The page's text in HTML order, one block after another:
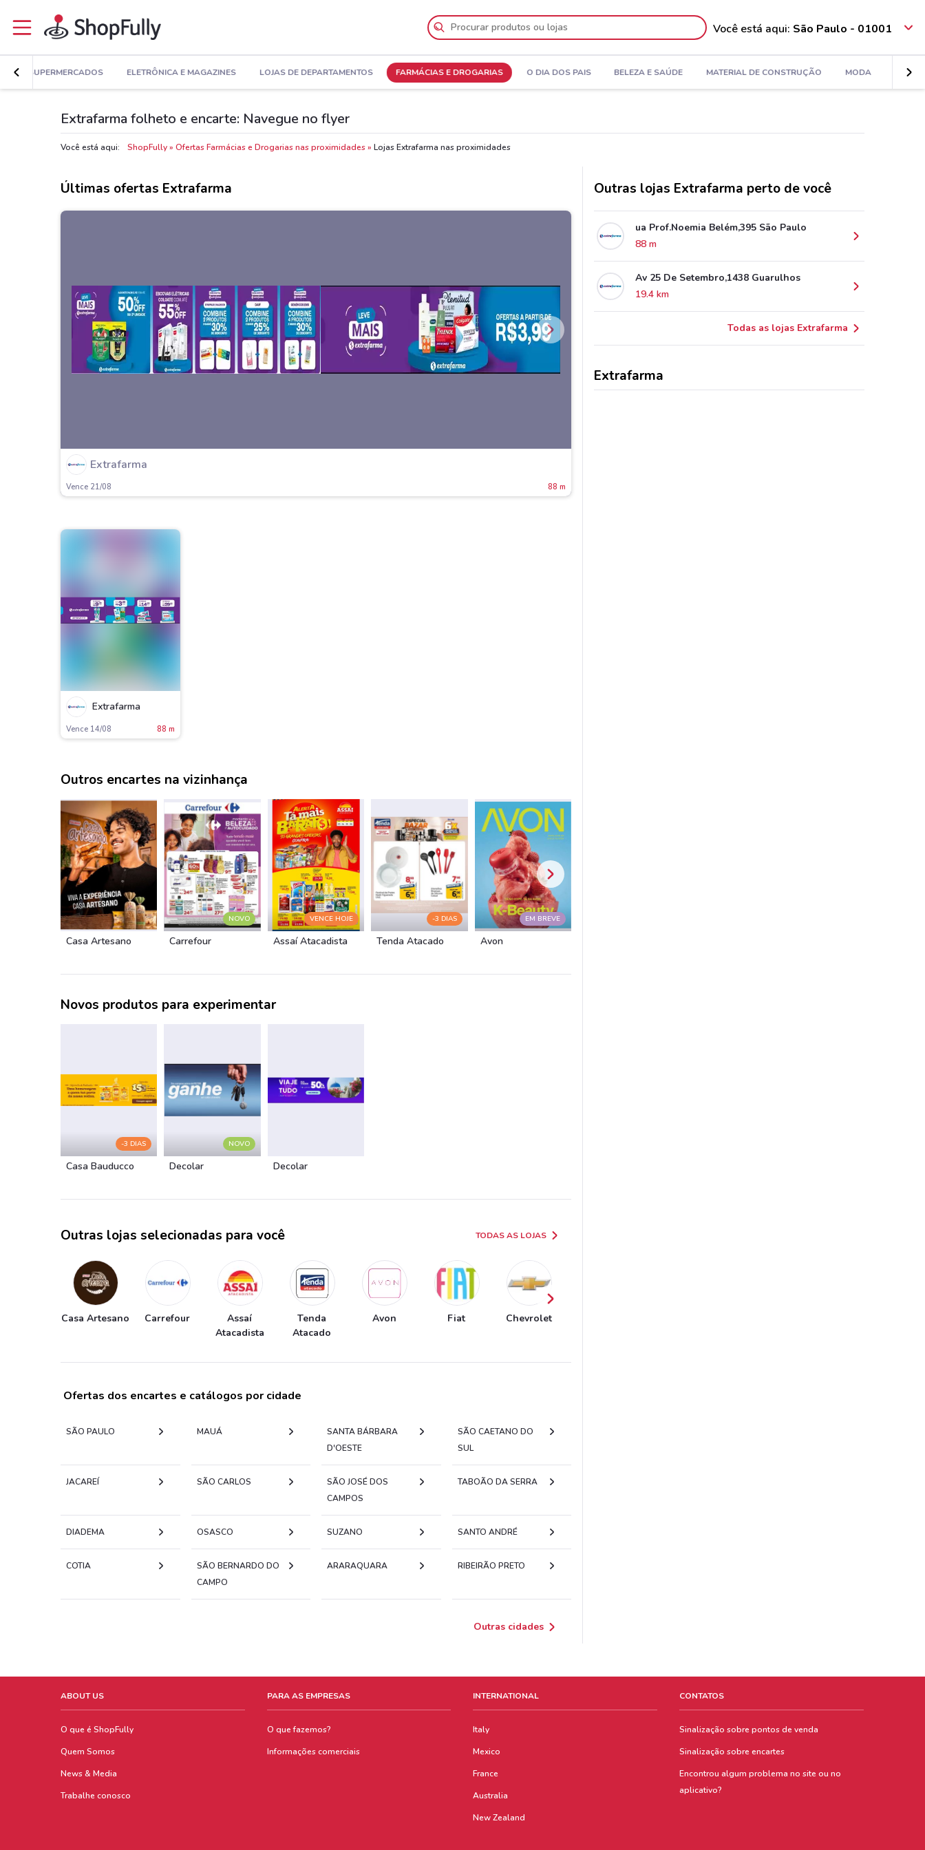
Você está aqui: São Paulo - 01001
SUPERMERCADOS ELETRÔNICA E MAGAZINES LOJAS DE DEPARTAMENTOS FARMÁCIAS E DROGARIAS O DIA DOS PAIS BELEZA E SAÚDE MATERIAL DE CONSTRUÇÃO MODA
Extrafarma folheto e encarte: Navegue no flyer
Você está aqui: ShopFully Ofertas Farmácias e Drogarias nas proximidades Lojas Extrafarma nas proximidades
Últimas ofertas Extrafarma
Extrafarma
Vence 21/08 88 m
Extrafarma
Vence 14/08 88 m
Outros encartes na vizinhança
Casa Artesano
NOVO
Carrefour
VENCE HOJE
Assaí Atacadista
-3 DIAS
Tenda Atacado
EM BREVE
Avon
Novos produtos para experimentar
-3 DIAS
Casa Bauducco
NOVO
Decolar Decolar
Outras lojas selecionadas para você TODAS AS LOJAS
Casa Artesano Carrefour
Assaí
Atacadista
Tenda
Atacado
Avon Fiat Chevrolet
Ofertas dos encartes e catálogos por cidade
SÃO PAULO MAUÁ
SANTA BÁRBARA
D'OESTE
SÃO CAETANO DO
SUL
JACAREÍ SÃO CARLOS
SÃO JOSÉ DOS
CAMPOS
TABOÃO DA SERRA
DIADEMA OSASCO SUZANO SANTO ANDRÉ
COTIA
SÃO BERNARDO DO
CAMPO
ARARAQUARA RIBEIRÃO PRETO
Outras cidades
Outras lojas Extrafarma perto de você
ua Prof.Noemia Belém,395 São Paulo
88 m
Av 25 De Setembro,1438 Guarulhos
19.4 km
Todas as lojas Extrafarma
Extrafarma
ABOUT US
O que é ShopFully
Quem Somos
News & Media
Trabalhe conosco
PARA AS EMPRESAS
O que fazemos?
Informações comerciais
INTERNATIONAL
Italy
Mexico
France
Australia
New Zealand
CONTATOS
Sinalização sobre pontos de venda
Sinalização sobre encartes
Encontrou algum problema no site ou no
aplicativo?